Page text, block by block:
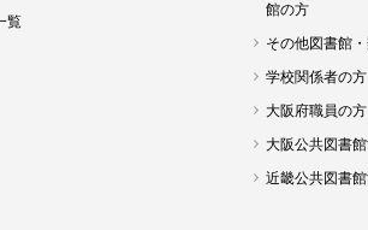
覧
館の方
その他図書館
学校関係者の方
大阪府職員の方
大阪公共図書
近畿公共図書